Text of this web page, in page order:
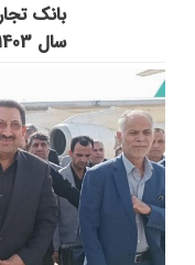
بانک
سال 1403 را تمدید کرد